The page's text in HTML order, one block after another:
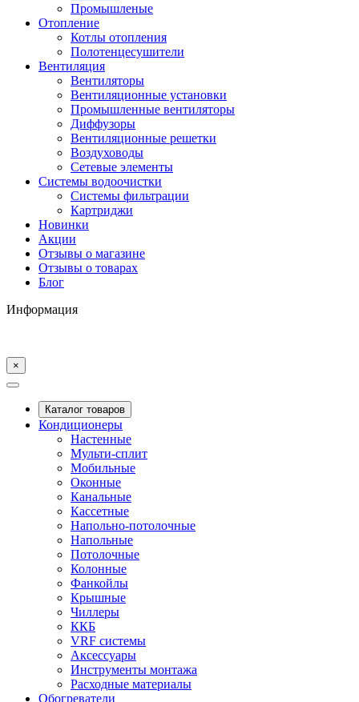
Промышленые
Отопление
Котлы отопления
Полотенцесушители
Вентиляция
Вентиляторы
Вентиляционные установки
Промышленные вентиляторы
Диффузоры
Вентиляционные решетки
Воздуховоды
Сетевые элементы
Системы водоочистки
Системы фильтрации
Картриджи
Новинки
Акции
Отзывы о магазине
Отзывы о товарах
Блог
Информация
×
Каталог товаров
Кондиционеры
Настенные
Мульти-сплит
Мобильные
Оконные
Канальные
Кассетные
Напольно-потолочные
Напольные
Потолочные
Колонные
Фанкойлы
Крышные
Чиллеры
ККБ
VRF системы
Аксессуары
Инструменты монтажа
Расходные материалы
Обогреватели